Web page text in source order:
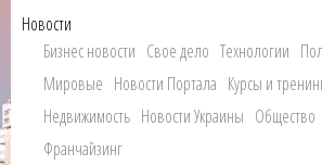
Новости
Бизнес новости Свое дело Технологии
Мировые Новости Портала Курсы и
Недвижимость Новости Украины Общество
Франчайзинг